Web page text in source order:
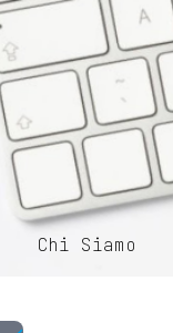
Chi Siamo